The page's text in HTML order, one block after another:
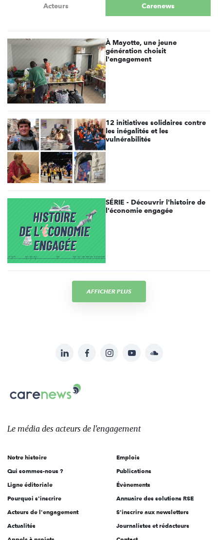
Acteurs Carenews
À Mayotte, une jeune
génération choisit
l'engagement
12 initiatives solidaires contre
les inégalités et les
vulnérabilités
SÉRIE - Découvrir l'histoire de
l'économie engagée
AFFICHER PLUS
sur:
LinkedInFacebookInstagramYouTubeSoundcloud
Carenews,
Le
des
l'engagement
Le média des acteurs de l'engagement
Notre histoire
Qui sommes-nous ?
Ligne éditoriale
Pourquoi s'inscrire
Acteurs de l'engagement
Actualités
Emplois
Publications
Évènements
Annuaire des solutions RSE
S'inscrire aux newsletters
Journalistes et rédacteurs